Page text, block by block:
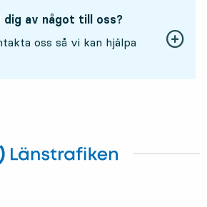
dig av något till oss?
oss så vi kan hjälpa